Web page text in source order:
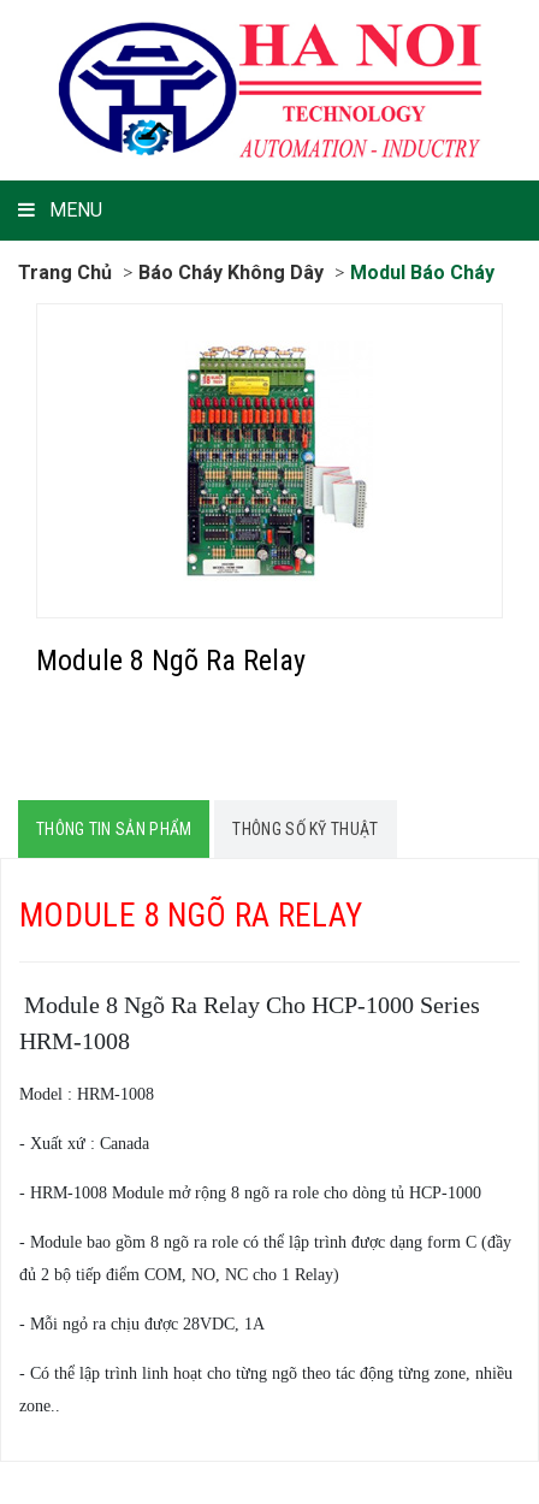
MENU
Trang Chủ Báo Cháy Không Dây Modul Báo Cháy
Module 8 Ngõ Ra Relay
THÔNG TIN SẢN PHẨM THÔNG SỐ KỸ THUẬT
MODULE 8 NGÕ RA RELAY
Module 8 Ngõ Ra Relay Cho HCP-1000 Series
HRM-1008
Model : HRM-1008
- Xuất xứ : Canada
- HRM-1008 Module mở rộng 8 ngõ ra role cho dòng tủ HCP-1000
- Module bao gồm 8 ngõ ra role có thể lập trình được dạng form C (đầy
đủ 2 bộ tiếp điểm COM, NO, NC cho 1 Relay)
- Mỗi ngỏ ra chịu được 28VDC, 1A
- Có thể lập trình linh hoạt cho từng ngõ theo tác động từng zone, nhiều
zone..